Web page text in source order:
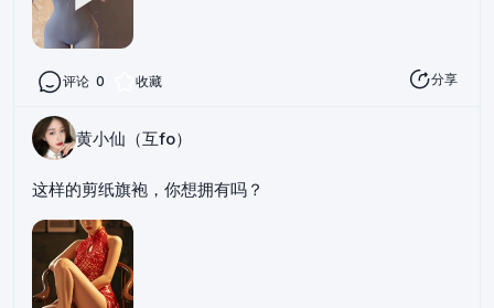
评论 0 收藏 分享
黄小仙（互fo）
这样的剪纸旗袍，你想拥有吗？